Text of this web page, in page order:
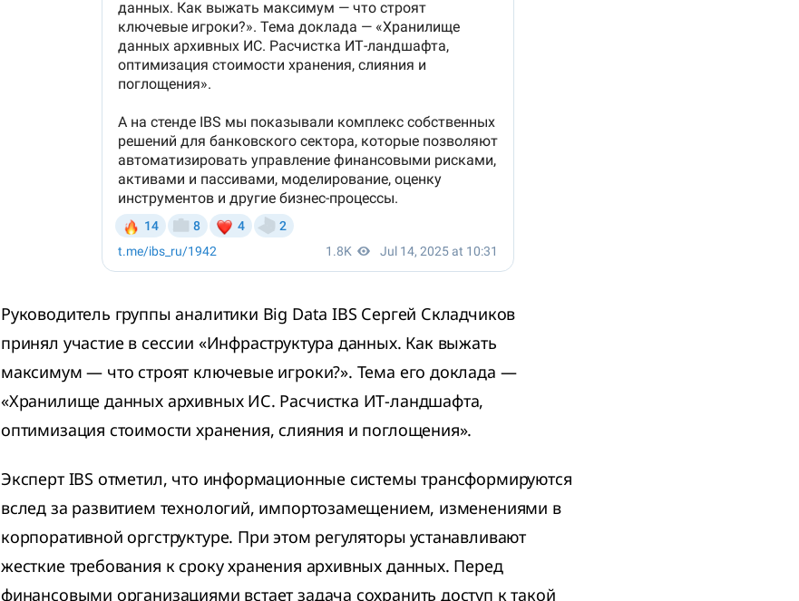
Руководитель группы аналитики Big Data IBS Сергей Складчиков
принял участие в сессии «Инфраструктура данных. Как выжать
максимум — что строят ключевые игроки?». Тема его доклада —
«Хранилище данных архивных ИС. Расчистка ИТ-ландшафта,
оптимизация стоимости хранения, слияния и поглощения».
Эксперт IBS отметил, что информационные системы трансформируются
вслед за развитием технологий, импортозамещением, изменениями в
корпоративной оргструктуре. При этом регуляторы устанавливают
жесткие требования к сроку хранения архивных данных. Перед
финансовыми организациями встает задача сохранить доступ к такой